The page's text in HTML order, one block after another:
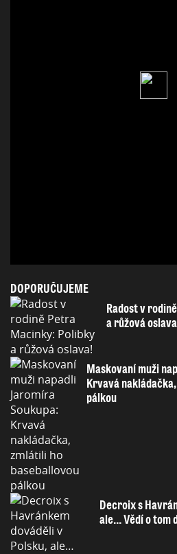
DOPORUČUJEME
Radost v
a růžová
Maskovaní muži
Krvavá
pálkou
Decroix s
ale… Vědí o tom